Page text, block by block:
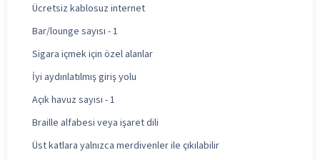
Ücretsiz kablosuz internet
Bar/lounge sayısı - 1
Sigara içmek için özel alanlar
İyi aydınlatılmış giriş yolu
Açık havuz sayısı - 1
Braille alfabesi veya işaret dili
Üst katlara yalnızca merdivenler ile çıkılabilir